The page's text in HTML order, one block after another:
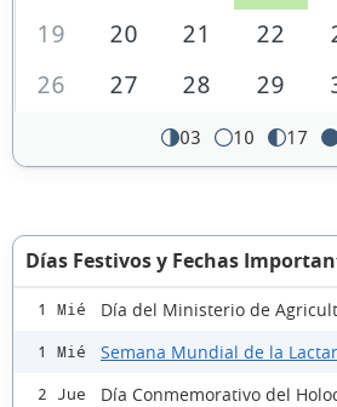
19
20 21 22
26
27 28 29
03 10 17
Días Festivos y Fechas
1 Mié Día del Ministerio de
1 Mié Semana Mundial de la
2 Jue Día Conmemorativo del